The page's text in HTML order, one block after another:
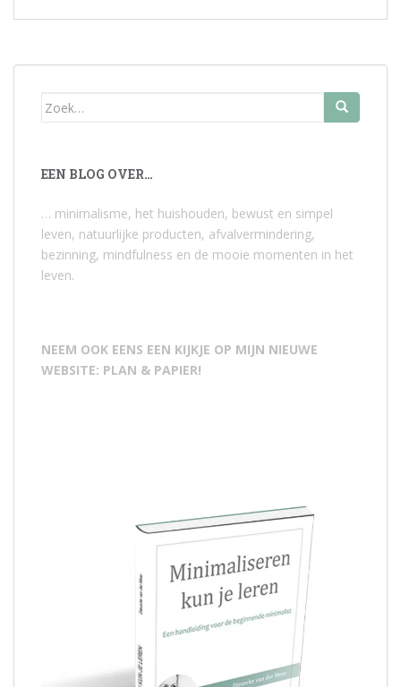
Zoek
EEN BLOG OVER…
… minimalisme, het huishouden, bewust en simpel
leven, natuurlijke producten, afvalvermindering,
bezinning, mindfulness en de mooie momenten in het
leven.
NEEM OOK EENS EEN KIJKJE OP MIJN NIEUWE
WEBSITE: PLAN & PAPIER!